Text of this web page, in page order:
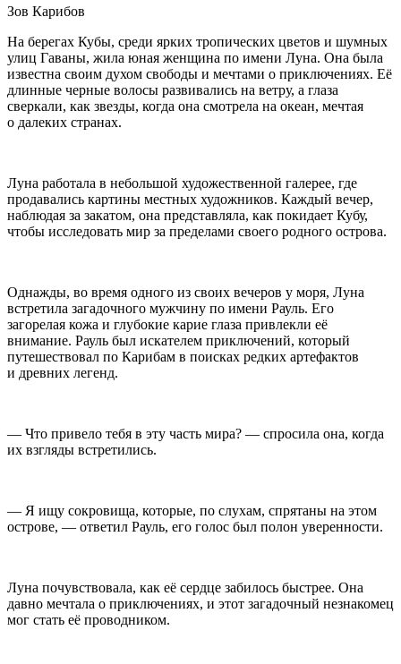
Зов Карибов
На берегах Кубы, среди ярких тропических цветов и шумных
улиц Гаваны, жила юная женщина по имени Луна. Она была
известна своим духом свободы и мечтами о приключениях. Её
длинные черные волосы развивались на ветру, а глаза
сверкали, как звезды, когда она смотрела на океан, мечтая
о далеких странах.
Луна работала в небольшой художественной галерее, где
продавались картины местных художников. Каждый вечер,
наблюдая за закатом, она представляла, как покидает Кубу,
чтобы исследовать мир за пределами своего родного острова.
Однажды, во время одного из своих вечеров у моря, Луна
встретила загадочного мужчину по имени Рауль. Его
загорелая кожа и глубокие карие глаза привлекли её
внимание. Рауль был искателем приключений, который
путешествовал по Карибам в поисках редких артефактов
и древних легенд.
— Что привело тебя в эту часть мира? — спросила она, когда
их взгляды встретились.
— Я ищу сокровища, которые, по слухам, спрятаны на этом
острове, — ответил Рауль, его голос был полон уверенности.
Луна почувствовала, как её сердце забилось быстрее. Она
давно мечтала о приключениях, и этот загадочный незнакомец
мог стать её проводником.